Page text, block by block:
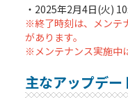
・2025年2月4日(火)
※終了時刻は、メンテ
があります。
※メンテナンス実施中
主なアップデー